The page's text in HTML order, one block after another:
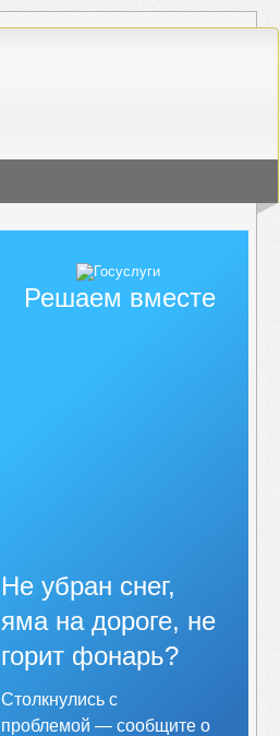
Решаем вместе
Не убран снег,
яма на дороге, не
горит фонарь?
Столкнулись с
проблемой — сообщите о